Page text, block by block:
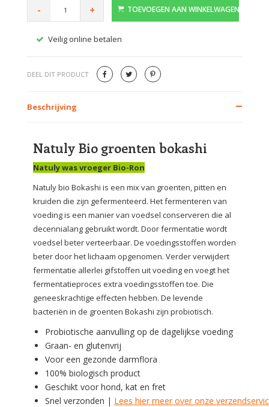
- + TOEVOEGEN AAN WINKELWAGEN
Veilig online betalen
DEEL DIT PRODUCT
Beschrijving
Natuly Bio groenten bokashi
Natuly was vroeger Bio-Ron
Natuly bio Bokashi is een mix van groenten, pitten en
kruiden die zijn gefermenteerd. Het fermenteren van
voeding is een manier van voedsel conserveren die al
decennialang gebruikt wordt. Door fermentatie wordt
voedsel beter verteerbaar. De voedingsstoffen worden
beter door het lichaam opgenomen. Verder verwijdert
fermentatie allerlei gifstoffen uit voeding en voegt het
fermentatieproces extra voedingsstoffen toe. Die
geneeskrachtige effecten hebben. De levende
bacteriën in de groenten Bokashi zijn probiotisch.
Probiotische aanvulling op de dagelijkse voeding
Graan- en glutenvrij
Voor een gezonde darmflora
100% biologisch product
Geschikt voor hond, kat en fret
Snel verzonden | Lees hier meer over onze